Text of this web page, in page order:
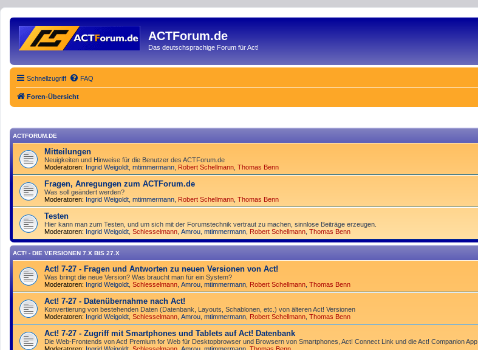
ACTForum.de
Das deutschsprachige Forum für Act!
Schnellzugriff FAQ
Foren-Übersicht
ACTFORUM.DE
Mitteilungen
Neuigkeiten und Hinweise für die Benutzer des ACTForum.de
Moderatoren: Ingrid Weigoldt mtimmermann Robert Schellmann Thomas Benn
Fragen, Anregungen zum ACTForum.de
Was soll geändert werden?
Moderatoren: Ingrid Weigoldt mtimmermann Robert Schellmann Thomas Benn
Testen
Hier kann man zum Testen, und um sich mit der Forumstechnik vertraut zu machen, sinnlose Beiträge erzeugen.
Moderatoren: Ingrid Weigoldt Schlesselmann Amrou mtimmermann Robert Schellmann Thomas Benn
ACT! - DIE VERSIONEN 7.X BIS 27.X
Act! 7-27 - Fragen und Antworten zu neuen Versionen von Act!
Was bringt die neue Version? Was braucht man für ein System?
Moderatoren: Ingrid Weigoldt Schlesselmann Amrou mtimmermann Robert Schellmann Thomas Benn
Act! 7-27 - Datenübernahme nach Act!
Konvertierung von bestehenden Daten (Datenbank, Layouts, Schablonen, etc.) von älteren Act! Versionen
Moderatoren: Ingrid Weigoldt Schlesselmann Amrou mtimmermann Robert Schellmann Thomas Benn
Act! 7-27 - Zugriff mit Smart­phones und Tablets auf Act! Datenbank
Die Web-Frontends von Act! Premium for Web für Desktop­browser und Browsern von Smart­phones, Act! Connect Link und die Act! Companion App